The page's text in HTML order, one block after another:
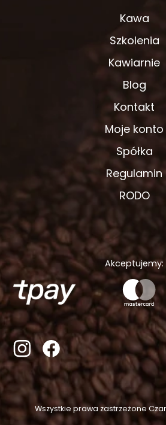
Kawa
Szkolenia
Kawiarnie
Blog
Kontakt
Moje konto
Spółka
Regulamin
RODO
Akceptujemy:
Wszystkie prawa zastrzeżone